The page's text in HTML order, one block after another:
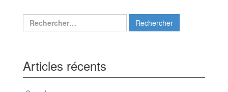
Rechercher :
Articles récents